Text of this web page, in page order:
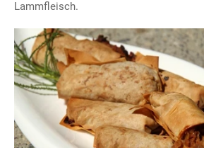
Lammfleisch.